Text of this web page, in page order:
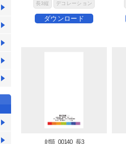
長3縦 デコレーション
ダウンロード
封筒_00140_長3